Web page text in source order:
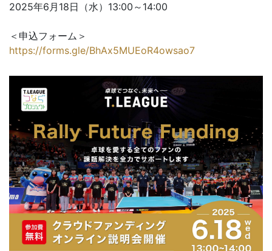
2025年6月18日（水）13:00～14:00
＜申込フォーム＞
https://forms.gle/BhAx5MUEoR4owsao7